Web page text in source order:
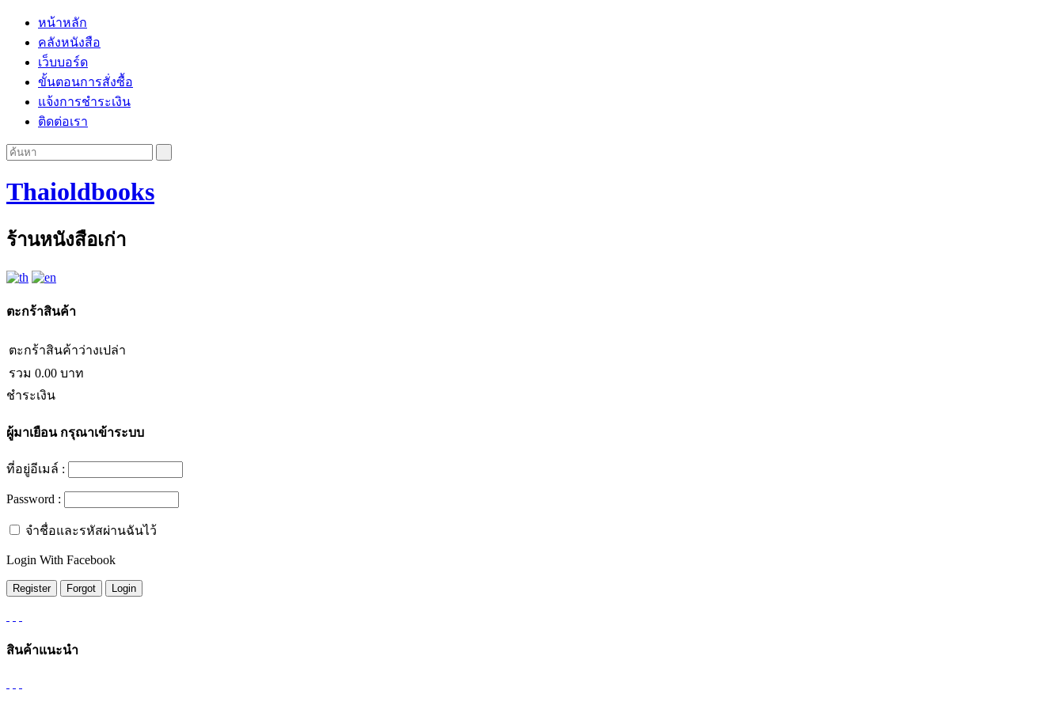
หน้าหลัก
คลังหนังสือ
เว็บบอร์ด
ขั้นตอนการสั่งซื้อ
แจ้งการชำระเงิน
ติดต่อเรา
Thaioldbooks
ร้านหนังสือเก่า
ตะกร้าสินค้า
ตะกร้าสินค้าว่างเปล่า
รวม 0.00 บาท
ชำระเงิน
ผู้มาเยือนกรุณาเข้าระบบ
ที่อยู่อีเมล์ :
Password :
จำชื่อและรหัสผ่านฉันไว้
Login With Facebook
สินค้าแนะนำ